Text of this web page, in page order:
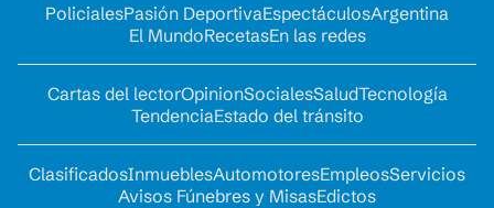
PolicialesPasión DeportivaEspectáculosArgentina
El MundoRecetasEn las redes
Cartas del lectorOpinionSocialesSaludTecnología
TendenciaEstado del tránsito
ClasificadosInmueblesAutomotoresEmpleosServicios
Avisos Fúnebres y MisasEdictos